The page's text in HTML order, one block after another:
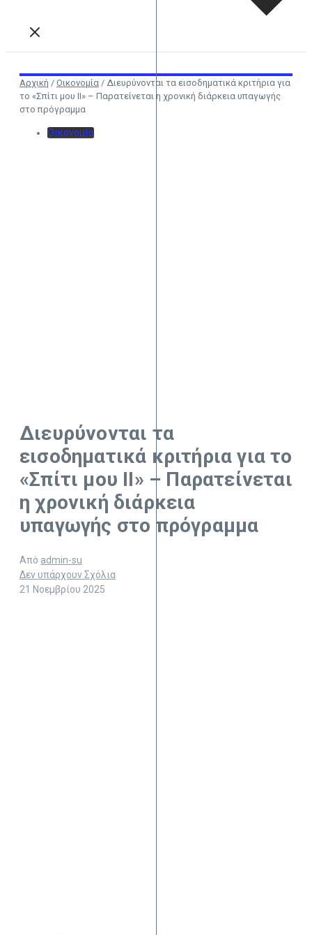
Αρχική / Οικονομία / Διευρύνονται τα εισοδηματικά κριτήρια για
το «Σπίτι μου ΙΙ» – Παρατείνεται η χρονική διάρκεια υπαγωγής
στο πρόγραμμα
Οικονομία
Διευρύνονται τα
εισοδηματικά κριτήρια για το
«Σπίτι μου ΙΙ» – Παρατείνεται
η χρονική διάρκεια
υπαγωγής στο πρόγραμμα
Από admin-su
Δεν υπάρχουν Σχόλια
21 Νοεμβρίου 2025